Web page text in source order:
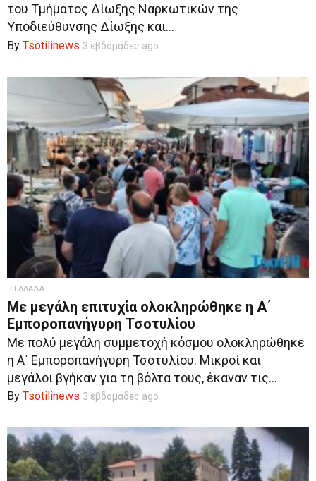
του Τμήματος Δίωξης Ναρκωτικών της
Υποδιεύθυνσης Δίωξης και...
By Tsotilinews 3 εβδομάδες ago
Β.ΕΛΛΑΔΑ
Με μεγάλη επιτυχία ολοκληρώθηκε η Α΄
Εμποροπανήγυρη Τσοτυλίου
Με πολύ μεγάλη συμμετοχή κόσμου ολοκληρώθηκε
η Α΄ Εμποροπανήγυρη Τσοτυλίου. Μικροί και
μεγάλοι βγήκαν για τη βόλτα τους, έκαναν τις...
By Tsotilinews 3 εβδομάδες ago